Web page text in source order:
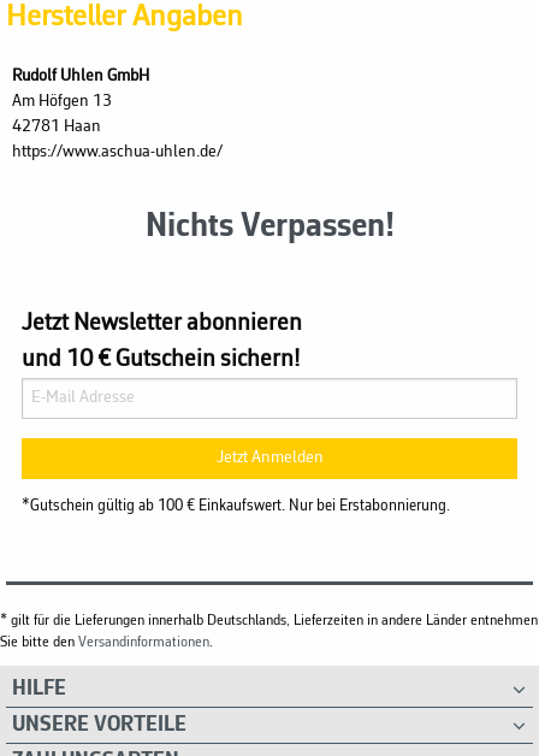
Hersteller Angaben
Rudolf Uhlen GmbH
Am Höfgen 13
42781 Haan
https://www.aschua-uhlen.de/
Nichts Verpassen!
Jetzt Newsletter abonnieren
und 10 € Gutschein sichern!
Jetzt Anmelden
*Gutschein gültig ab 100 € Einkaufswert. Nur bei Erstabonnierung.
* gilt für die Lieferungen innerhalb Deutschlands, Lieferzeiten in andere Länder entnehmen
Sie bitte den Versandinformationen.
HILFE
UNSERE VORTEILE